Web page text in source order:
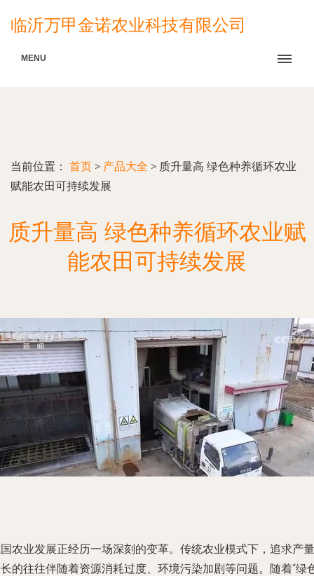
临沂万甲金诺农业科技有限公司
MENU
当前位置： 首页 > 产品大全 > 质升量高 绿色种养循环农业
赋能农田可持续发展
质升量高 绿色种养循环农业赋
能农田可持续发展
农业发展正经历一场深刻的变革。传统农业模式下，追求产量
的往往伴随着资源消耗过度、环境污染加剧等问题。随着“绿